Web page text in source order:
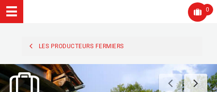
0
LES PRODUCTEURS FERMIERS